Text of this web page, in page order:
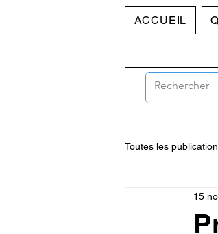
ACCUEIL
Toutes les
Programmes
15